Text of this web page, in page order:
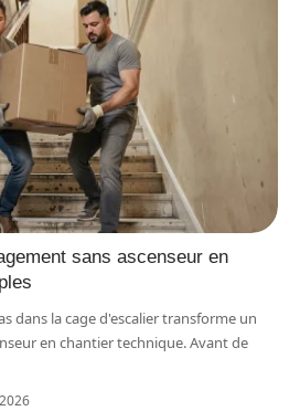
sans ascenseur en
dans la cage d'escalier transforme un
en chantier technique. Avant de